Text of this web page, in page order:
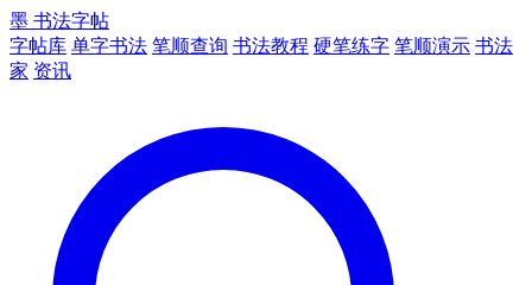
墨 书法字帖
字帖库 单字书法 笔顺查询 书法教程 硬笔练字 笔顺演示 书法
家 资讯